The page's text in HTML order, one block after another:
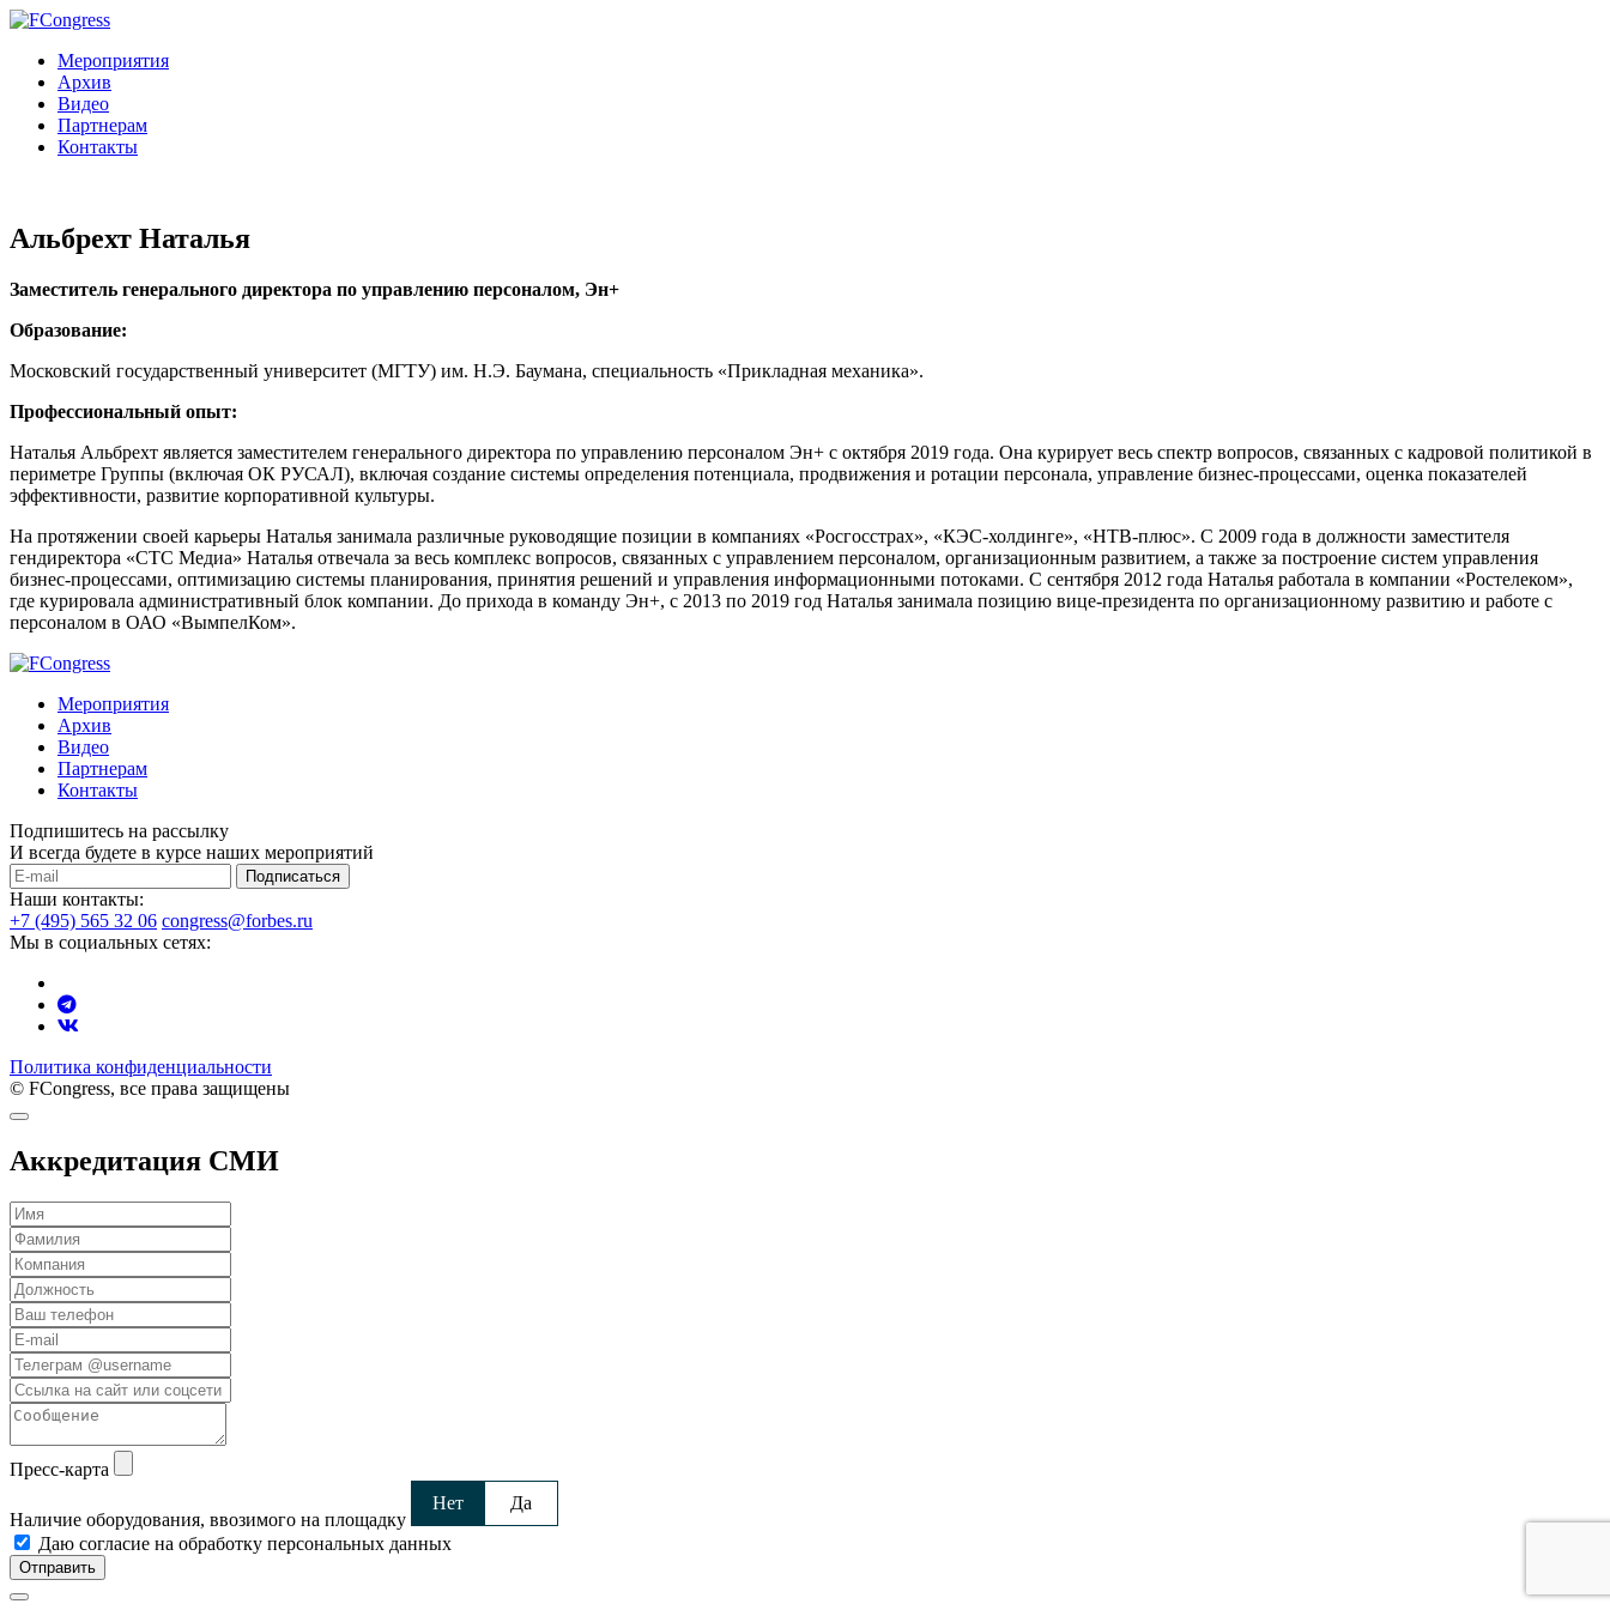
Мероприятия
Архив
Видео
Партнерам
Контакты
Альбрехт Наталья
Заместитель генерального директора по управлению персоналом, Эн+
Образование:
Московский государственный университет (МГТУ) им. Н.Э. Баумана, специальность «Прикладная механика».
Профессиональный опыт:
Наталья Альбрехт является заместителем генерального директора по управлению персоналом Эн+ с октября 2019 года. Она курирует весь спектр вопросов, связанных с кадровой политикой в
периметре Группы (включая ОК РУСАЛ), включая создание системы определения потенциала, продвижения и ротации персонала, управление бизнес-процессами, оценка показателей
эффективности, развитие корпоративной культуры.
На протяжении своей карьеры Наталья занимала различные руководящие позиции в компаниях «Росгосстрах», «КЭС-холдинге», «НТВ-плюс». С 2009 года в должности заместителя
гендиректора «СТС Медиа» Наталья отвечала за весь комплекс вопросов, связанных с управлением персоналом, организационным развитием, а также за построение систем управления
бизнес-процессами, оптимизацию системы планирования, принятия решений и управления информационными потоками. С сентября 2012 года Наталья работала в компании «Ростелеком»,
где курировала административный блок компании. До прихода в команду Эн+, с 2013 по 2019 год Наталья занимала позицию вице-президента по организационному развитию и работе с
персоналом в ОАО «ВымпелКом».
Мероприятия
Архив
Видео
Партнерам
Контакты
Подпишитесь на рассылку
И всегда будете в курсе наших мероприятий
Подписаться
Наши контакты:
+7 (495) 565 32 06 congress@forbes.ru
Мы в социальных сетях:
Политика конфиденциальности
© FCongress, все права защищены
Аккредитация СМИ
Пресс-карта
Наличие оборудования, ввозимого на площадку
Нет
Да
Даю согласие на обработку персональных данных
Отправить